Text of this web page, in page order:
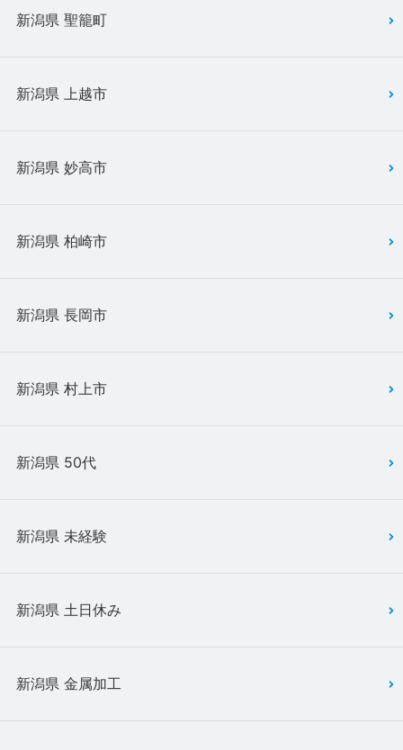
新潟県 聖籠町
新潟県 上越市
新潟県 妙高市
新潟県 柏崎市
新潟県 長岡市
新潟県 村上市
新潟県 50代
新潟県 未経験
新潟県 土日休み
新潟県 金属加工